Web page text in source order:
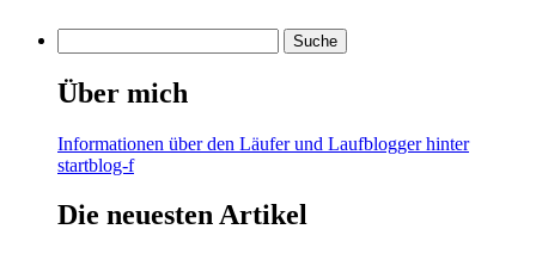
Über mich
Informationen über den Läufer und Laufblogger hinter
startblog-f
Die neuesten Artikel